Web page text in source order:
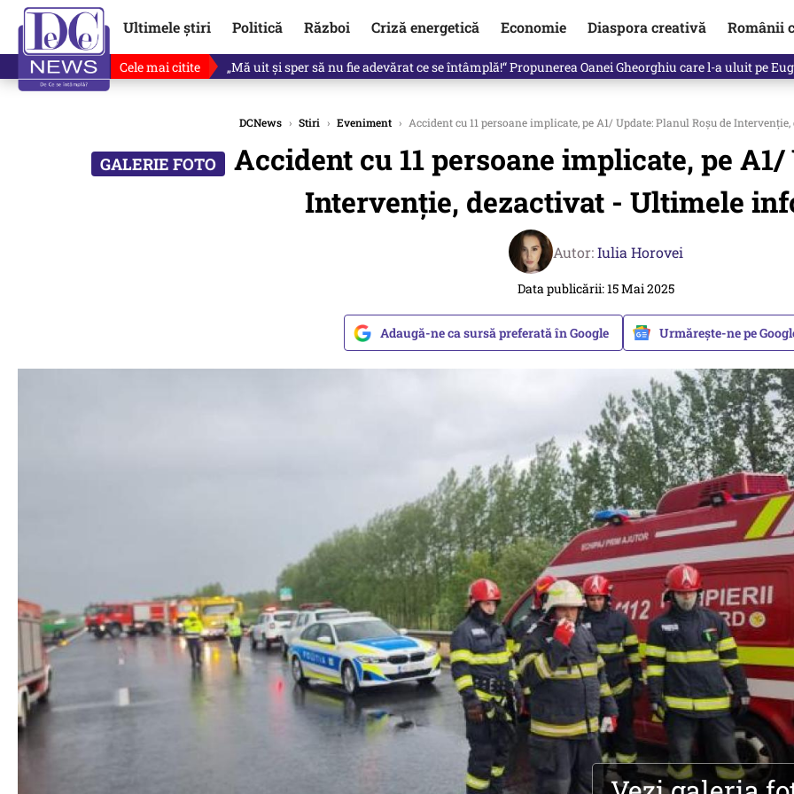
Ultimele știri Politică Război Criză energetică Economie Diaspora creativă Românii
Cele mai citite Ce se întâmplă cu primul buletin electronic, decizia luată astăzi de Guvern pentru toți românii
DCNews › Stiri › Eveniment › Accident cu 11 persoane implicate, pe A1/ Update: Planul Roșu de
Accident cu 11 persoane implicate, pe
Intervenție, dezactivat - Ultimele
Autor:Iulia Horovei
Data publicării: 15 Mai 2025
Adaugă-ne ca sursă preferată în Google Urmărește-ne pe